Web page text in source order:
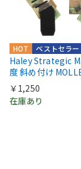
ベストセラー
HOT
Haley Strategic
度 斜め付け
￥1,250
在庫あり